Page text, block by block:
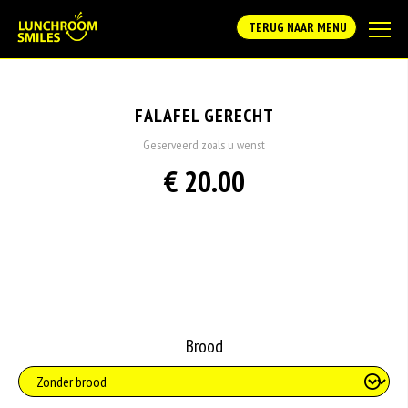
TERUG NAAR MENU
FALAFEL GERECHT
Geserveerd zoals u wenst
€ 20.00
Brood